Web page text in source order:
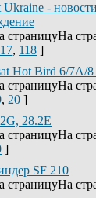
Ukraine -
На
, 118 ]
Hot Bird 6/7A/8
На
, 20 ]
28.2E
На
]
SF 210
На